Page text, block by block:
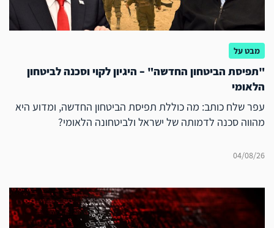
מבט על
"תפיסת הביטחון החדשה" – היגיון לקוי וסכנה לביטחון
הלאומי
עפר שלח כותב: מה כוללת תפיסת הביטחון החדשה, ומדוע היא
מהווה סכנה לדמותה של ישראל ולביטחונה הלאומי?
04/08/26